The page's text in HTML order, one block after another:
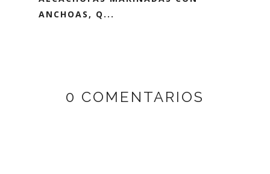
ANCHOAS, Q...
0 COMENTARIOS